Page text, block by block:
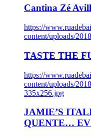
Cantina Zé
https://
content/uploads/
TASTE THE
https://
content/uploads/
335x256.jpg
JAMIE’S
QUENTE…